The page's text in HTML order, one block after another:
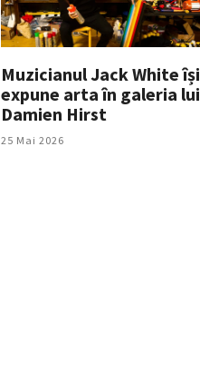
Muzicianul Jack White își
expune arta în galeria lui
Damien Hirst
25 Mai 2026